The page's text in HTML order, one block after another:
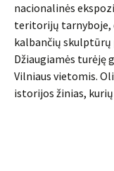
nacionalinės
teritorijų tarnyboje,
kalbančių skulptūrų
Džiaugiamės turėję
Vilniaus vietomis.
istorijos žinias,